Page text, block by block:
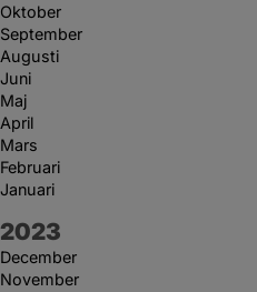
Oktober
September
Augusti
Juni
Maj
April
Mars
Februari
Januari
År:
2023
December
November